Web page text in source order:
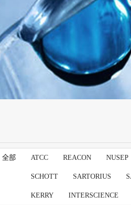
全部 ATCC REACON NUSEP
SCHOTT SARTORIUS
KERRY INTERSCIENCE